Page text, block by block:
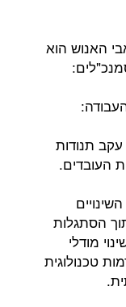
האנוש הוא
תנודות
העובדים.
הסתגלות
מודלי
טכנולוגית